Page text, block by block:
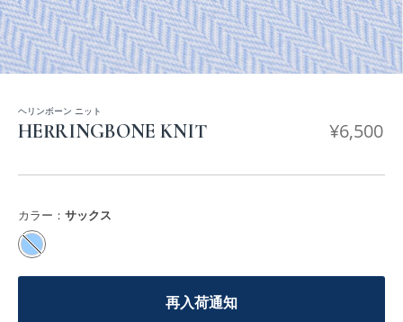
ヘリンボーン ニット
HERRINGBONE KNIT ¥6,500
カラー： サックス
再入荷通知